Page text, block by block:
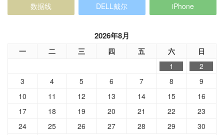
数据线 DELL戴尔 iPhone
2026年8月
一 二 三 四 五 六 日
1
2
3
4 5 6 7 8
9
10
11 12 13 14 15
16
17
18 19 20 21 22
23
24
25 26 27 28 29
30